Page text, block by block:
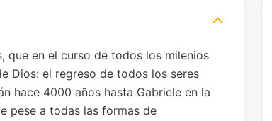
que en el curso de todos los milenios
Dios: el regreso de todos los seres
hace 4000 años hasta Gabriele en la
pese a todas las formas de